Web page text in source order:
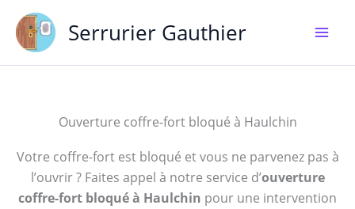
contenu
Serrurier Gauthier
Ouverture coffre-fort bloqué à Haulchin
Votre coffre-fort est bloqué et vous ne parvenez pas à
l’ouvrir ? Faites appel à notre service d’ouverture
coffre-fort bloqué à Haulchin pour une intervention